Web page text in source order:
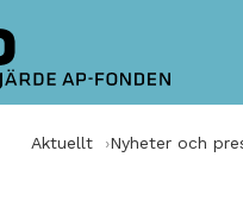
Aktuellt Nyheter och